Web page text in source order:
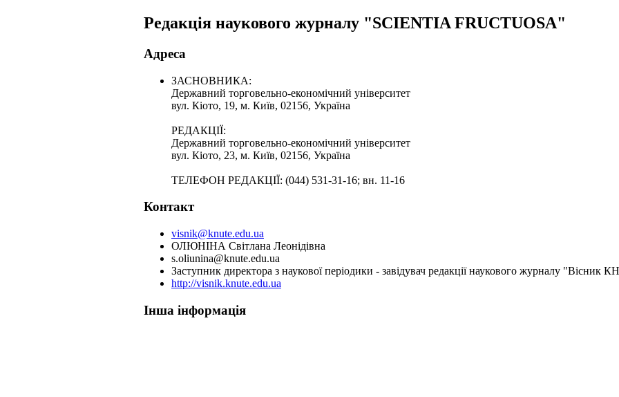
Редакція наукового журналу "SCIENTIA FRUCTUOSA"
Адреса
ЗАСНОВНИКА:
Державний торговельно-економічний університет
вул. Кіото, 19, м. Київ, 02156, Україна
РЕДАКЦІЇ:
Державний торговельно-економічний університет
вул. Кіото, 23, м. Київ, 02156, Україна
ТЕЛЕФОН РЕДАКЦІЇ: (044) 531-31-16; вн. 11-16
Контакт
visnik@knute.edu.ua
ОЛЮНІНА Світлана Леонідівна
s.oliunina@knute.edu.ua
Заступник директора з наукової періодики - завідувач редакції наукового журналу "Вісник
http://visnik.knute.edu.ua
Інша інформація